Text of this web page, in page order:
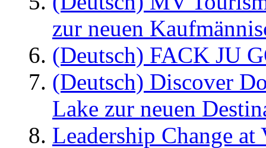
zur neuen
(Deutsch) FACK JU
(Deutsch) Discover
Lake zur neuen
Leadership Change